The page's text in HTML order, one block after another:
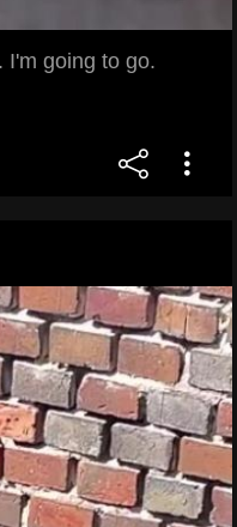
I'm going to go.